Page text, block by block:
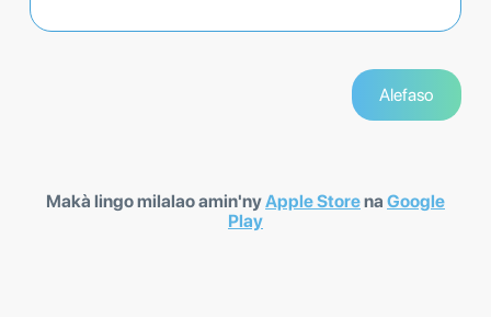
Makà lingo milalao amin'nyApple Storena Google
Play